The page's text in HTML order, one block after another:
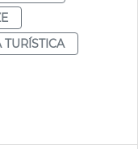
TURÍSTICA